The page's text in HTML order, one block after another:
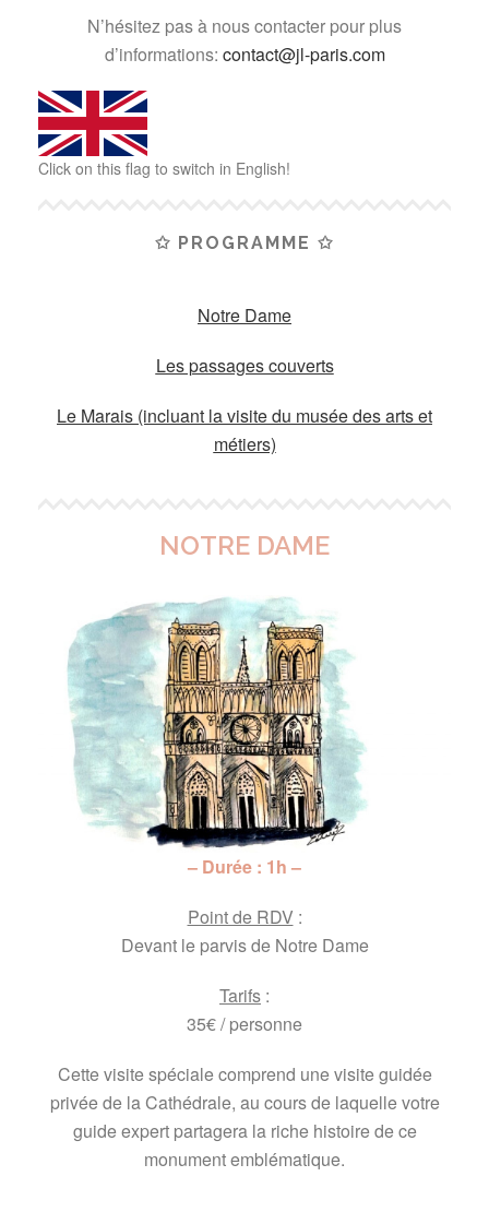
N’hésitez pas à nous contacter pour plus
d’informations: contact@jl-paris.com
Click on this flag to switch in English!
✩ PROGRAMME ✩
Notre Dame
Les passages couverts
Le Marais (incluant la visite du musée des arts et
métiers)
NOTRE DAME
– Durée : 1h –
Point de RDV :
Devant le parvis de Notre Dame
Tarifs :
35€ / personne
Cette visite spéciale comprend une visite guidée
privée de la Cathédrale, au cours de laquelle votre
guide expert partagera la riche histoire de ce
monument emblématique.